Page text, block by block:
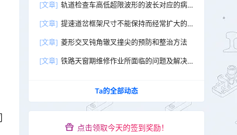
[文章] 轨道检查车高低超限波形的波长对应的病
[文章] 提速道岔框架尺寸不能保持而经常扩大的
[文章] 菱形交叉钝角辙叉撞尖的预防和整治方法
[文章] 铁路天窗期维修作业所面临的问题及解决
Ta的全部动态
点击领取今天的签到奖励！